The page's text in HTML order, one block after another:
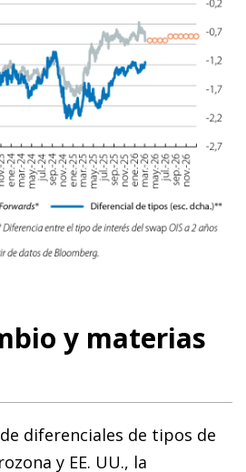
y materias
diferenciales de tipos de
y EE. UU., la